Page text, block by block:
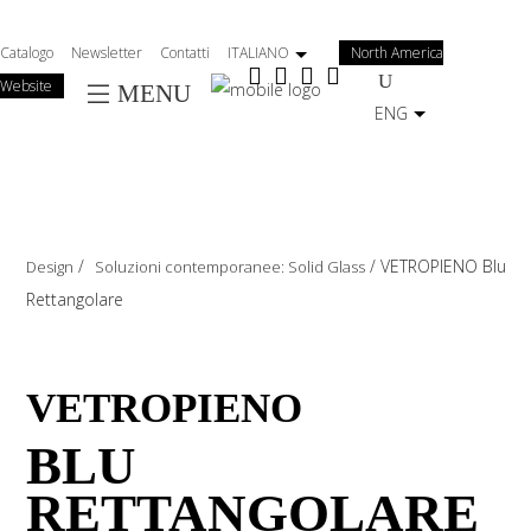
al
contenuto
Catalogo Newsletter Contatti ITALIANO
North America
Website
MENU
ENG
Design / Soluzioni contemporanee: Solid Glass /VETROPIENO Blu
Rettangolare
VETROPIENO
BLU
RETTANGOLARE